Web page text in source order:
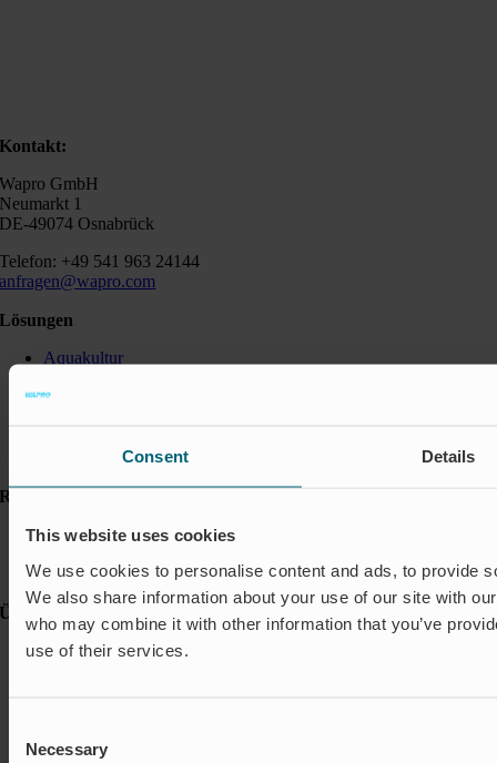
Consent Details
This website uses cookies
We use cookies to personalise content and ads, to provide
We also share information about your use of our site with
who may combine it with other information that you’ve
use of their services.
Selection
Necessary
Kontakt:
Wapro GmbH
Neumarkt 1
DE-49074 Osnabrück
Telefon: +49 541 963 24144
anfragen@wapro.com
Lösungen
Aquakultur
Abschalt & Steuerung
Insektenschutz & Geruchskontrolle
Ressourcen
FAQ
Referenzen
Über Wapro
Karriere
Zertifizierungen